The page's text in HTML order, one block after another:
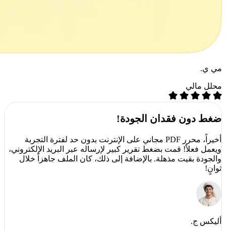
مي ي.
محلل مالي
ضغط دون فقدان الجودة!
أخيراً، محرر PDF مجاني على الإنترنت بدون حد لفترة التجربة
ويعمل فعلاً! قمت بضغط تقرير كبير لإرساله عبر البريد الإلكتروني،
والجودة بقيت مذهلة. بالإضافة إلى ذلك، كان الملف جاهزاً خلال
ثوانٍ!
أليكس ج.